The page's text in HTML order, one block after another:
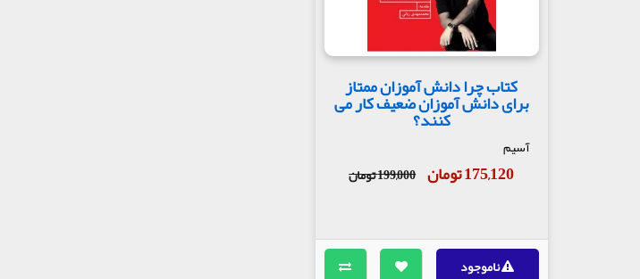
کتاب چرا دانش آموزان ممتاز
برای دانش آموزان ضعیف کار می
کنند؟
آسیم
175,120 تومان 199,000 تومان
ناموجود